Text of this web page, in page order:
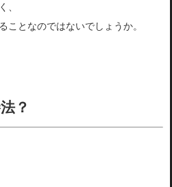
、
ことなのではないでしょうか。
？